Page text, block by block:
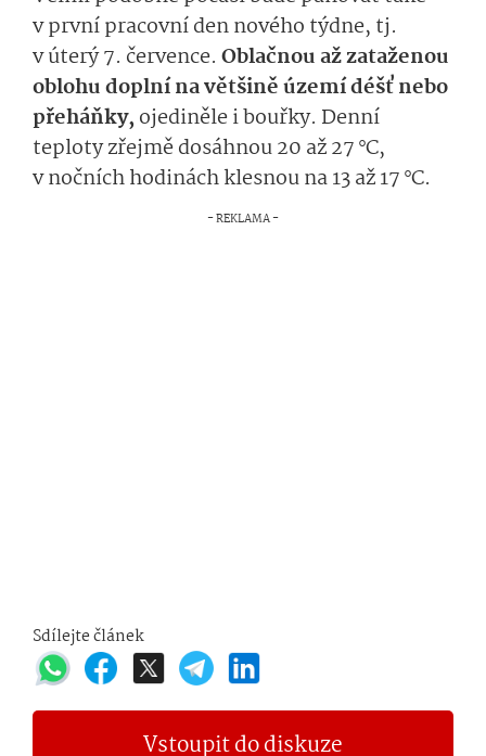
v první pracovní den nového týdne, tj.
v úterý 7. července. Oblačnou až zataženou
oblohu doplní na většině území déšť nebo
přeháňky,ojediněle i bouřky. Denní
teploty zřejmě dosáhnou 20 až 27 °C,
v nočních hodinách klesnou na 13 až 17 °C.
Sdílejte článek
Vstoupit do diskuze